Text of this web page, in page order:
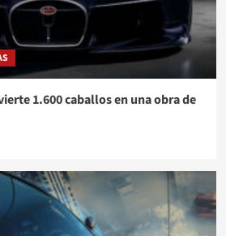
1.600 caballos en una obra de